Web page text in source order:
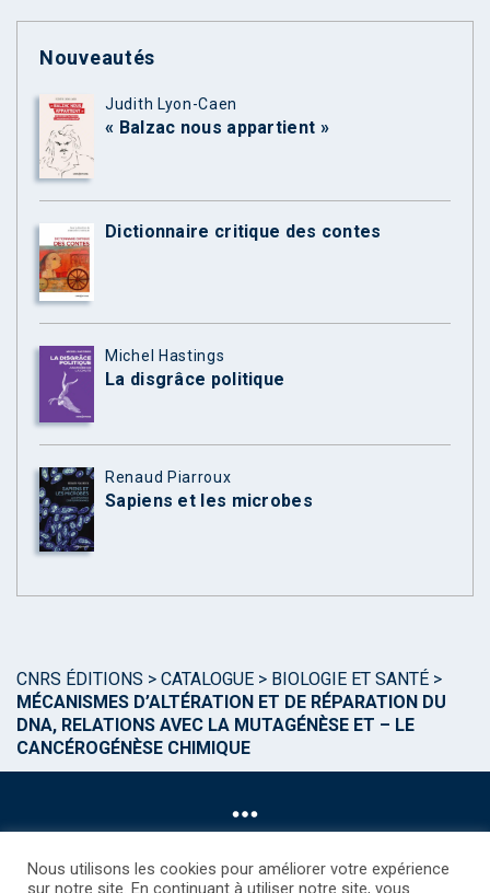
Nouveautés
Judith Lyon-Caen
« Balzac nous appartient »
Dictionnaire critique des contes
Michel Hastings
La disgrâce politique
Renaud Piarroux
Sapiens et les microbes
CNRS ÉDITIONS > CATALOGUE > BIOLOGIE ET SANTÉ >
MÉCANISMES D’ALTÉRATION ET DE RÉPARATION DU
DNA, RELATIONS AVEC LA MUTAGÉNÈSE ET – LE
CANCÉROGÉNÈSE CHIMIQUE
Nous utilisons les cookies pour améliorer votre expérience
sur notre site. En continuant à utiliser notre site, vous